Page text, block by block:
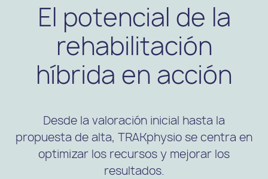
El potencial de la
rehabilitación
híbrida en acción
Desde la valoración inicial hasta la
propuesta de alta, TRAKphysio se centra en
optimizar los recursos y mejorar los
resultados.